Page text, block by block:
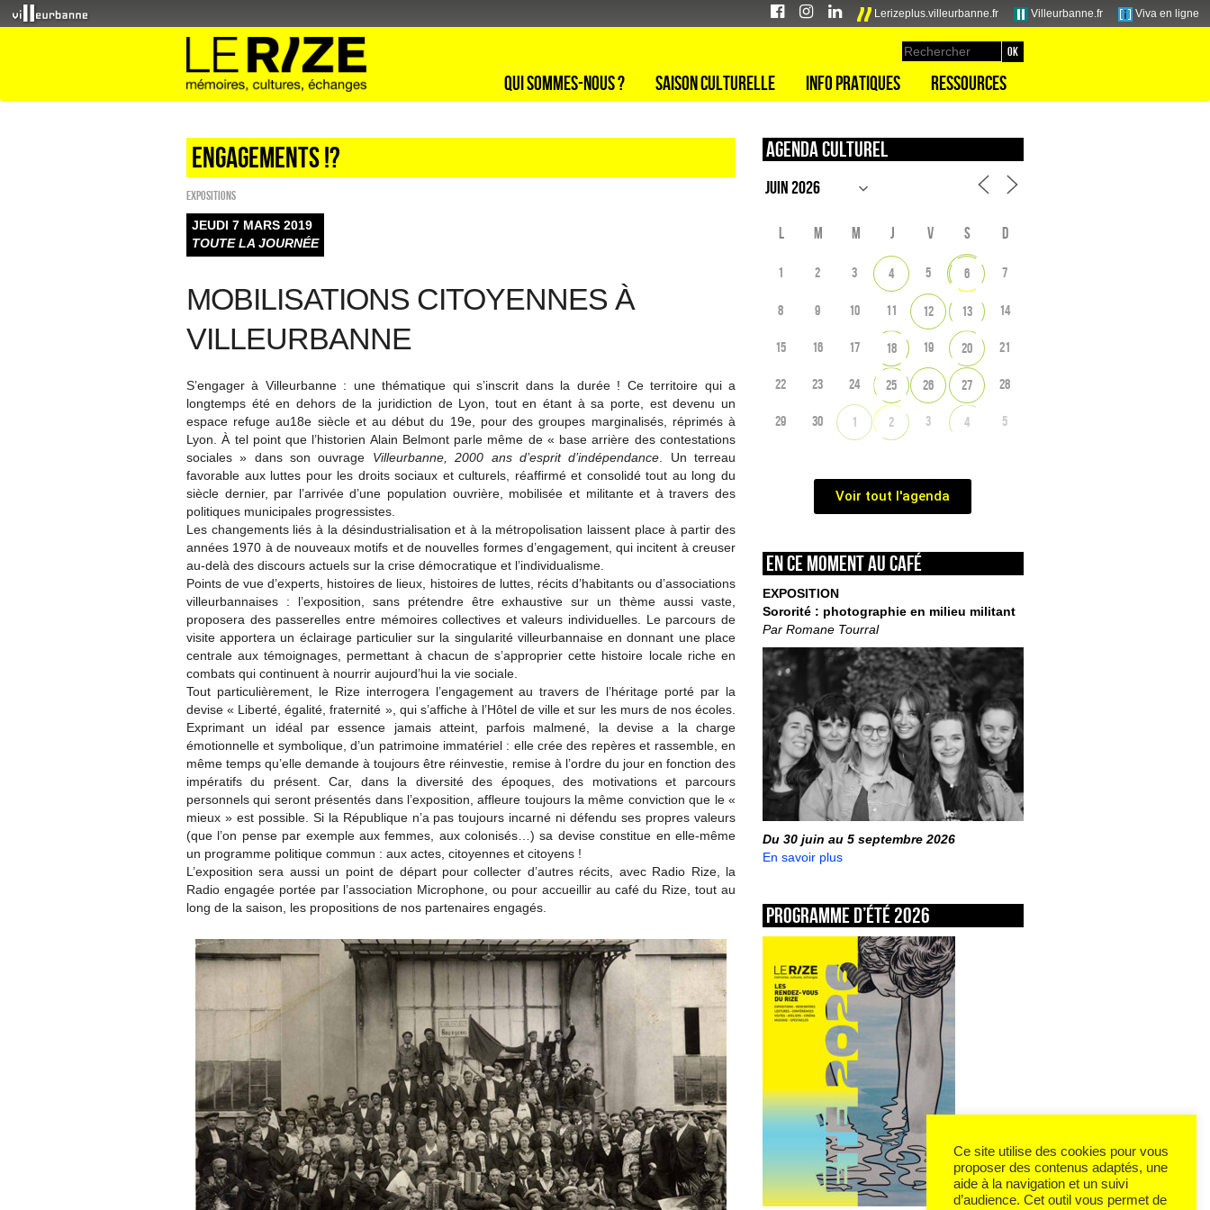
Lerizeplus.villeurbanne.fr Villeurbanne.fr Viva en ligne
Qui sommes-nous ? Saison culturelle Info pratiques Ressources
Engagements !?
EXPOSITIONS
JEUDI 7 MARS 2019
TOUTE LA JOURNÉE
MOBILISATIONS CITOYENNES À
VILLEURBANNE
S’engager à Villeurbanne : une thématique qui s’inscrit dans la durée ! Ce territoire qui a
longtemps été en dehors de la juridiction de Lyon, tout en étant à sa porte, est devenu un
espace refuge au18e siècle et au début du 19e, pour des groupes marginalisés, réprimés à
Lyon. À tel point que l’historien Alain Belmont parle même de « base arrière des contestations
sociales » dans son ouvrage Villeurbanne, 2000 ans d’espritd’indépendance . Un terreau
favorable aux luttes pour les droits sociaux et culturels, réaffirmé et consolidé tout au long du
siècle dernier, par l’arrivée d’une population ouvrière, mobilisée et militante et à travers des
politiques municipales progressistes.
Les changements liés à la désindustrialisation et à la métropolisation laissent place à partir des
années 1970 à de nouveaux motifs et de nouvelles formes d’engagement, qui incitent à creuser
au-delà des discours actuels sur la crise démocratique et l’individualisme.
Points de vue d’experts, histoires de lieux, histoires de luttes, récits d’habitants ou d’associations
villeurbannaises : l’exposition, sans prétendre être exhaustive sur un thème aussi vaste,
proposera des passerelles entre mémoires collectives et valeurs individuelles. Le parcours de
visite apportera un éclairage particulier sur la singularité villeurbannaise en donnant une place
centrale aux témoignages, permettant à chacun de s’approprier cette histoire locale riche en
combats qui continuent à nourrir aujourd’hui la vie sociale.
Tout particulièrement, le Rize interrogera l’engagement au travers de l’héritage porté par la
devise « Liberté, égalité, fraternité », qui s’affiche à l’Hôtel de ville et sur les murs de nos écoles.
Exprimant un idéal par essence jamais atteint, parfois malmené, la devise a la charge
émotionnelle et symbolique, d’un patrimoine immatériel : elle crée des repères et rassemble, en
même temps qu’elle demande à toujours être réinvestie, remise à l’ordre du jour en fonction des
impératifs du présent. Car, dans la diversité des époques, des motivations et parcours
personnels qui seront présentés dans l’exposition, affleure toujours la même conviction que le «
mieux » est possible. Si la République n’a pas toujours incarné ni défendu ses propres valeurs
(que l’on pense par exemple aux femmes, aux colonisés…) sa devise constitue en elle-même
un programme politique commun : aux actes, citoyennes et citoyens !
L’exposition sera aussi un point de départ pour collecter d’autres récits, avec Radio Rize, la
Radio engagée portée par l’association Microphone, ou pour accueillir au café du Rize, tout au
long de la saison, les propositions de nos partenaires engagés.
Agenda culturel
L M M J V S D
1 2 3 4 5 6 7
8 9 10 11 12 13 14
15 16 17 18 19 20 21
22 23 24 25 26 27 28
29 30 1 2 3 4 5
Voir tout l'agenda
En ce moment au café
EXPOSITION
Sororité : photographie en milieu militant
Par Romane Tourral
Du 30 juin au 5 septembre 2026
En savoir plus
Programme d’été 2026
Ce site utilise des cookies pour vous
proposer des contenus adaptés, une
aide à la navigation et un suivi
d’audience. Cet outil vous permet de